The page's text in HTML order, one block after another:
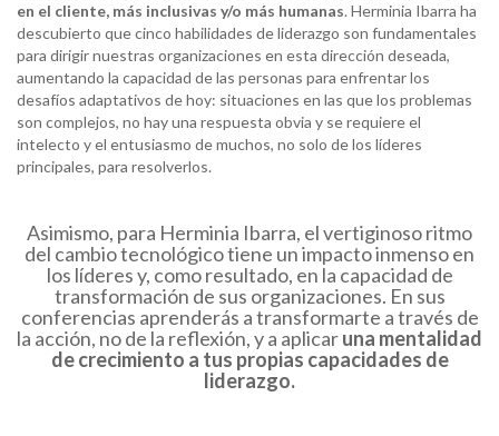
en el cliente, más inclusivas y/o más humanas. Herminia Ibarra ha
descubierto que cinco habilidades de liderazgo son fundamentales
para dirigir nuestras organizaciones en esta dirección deseada,
aumentando la capacidad de las personas para enfrentar los
desafíos adaptativos de hoy: situaciones en las que los problemas
son complejos, no hay una respuesta obvia y se requiere el
intelecto y el entusiasmo de muchos, no solo de los líderes
principales, para resolverlos.
Asimismo, para Herminia Ibarra, el vertiginoso ritmo
del cambio tecnológico tiene un impacto inmenso en
los líderes y, como resultado, en la capacidad de
transformación de sus organizaciones. En sus
conferencias aprenderás a transformarte a través de
la acción, no de la reflexión, y a aplicaruna mentalidad
de crecimiento a tus propias capacidades de
liderazgo.